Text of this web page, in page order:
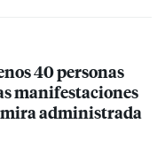
40 personas
manifestaciones
administrada